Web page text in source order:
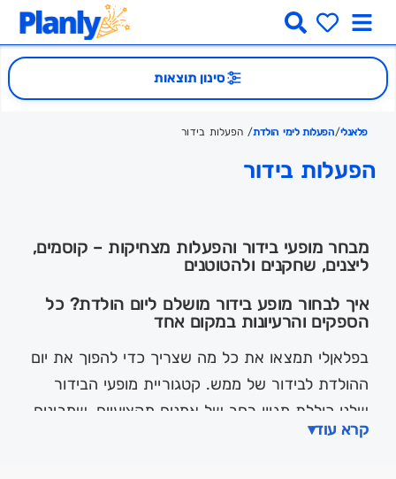
סינון תוצאות
פלאנלי/הפעלות לימי הולדת/ הפעלות בידור
הפעלות בידור
מבחר מופעי בידור והפעלות מצחיקות – קוסמים,
ליצנים, שחקנים ולהטוטנים
איך לבחור מופע בידור מושלם ליום הולדת? כל
הספקים והרעיונות במקום אחד
בפלאןלי תמצאו את כל מה שצריך כדי להפוך את יום
ההולדת לבידור של ממש. קטגוריית מופעי הבידור
שלנו כוללת מגוון רחב של אמנים מקצועיים, שמבינים
בדיוק איך לרתק ולשמח ילדים. החל מלהטוטנים
קרא עוד▾